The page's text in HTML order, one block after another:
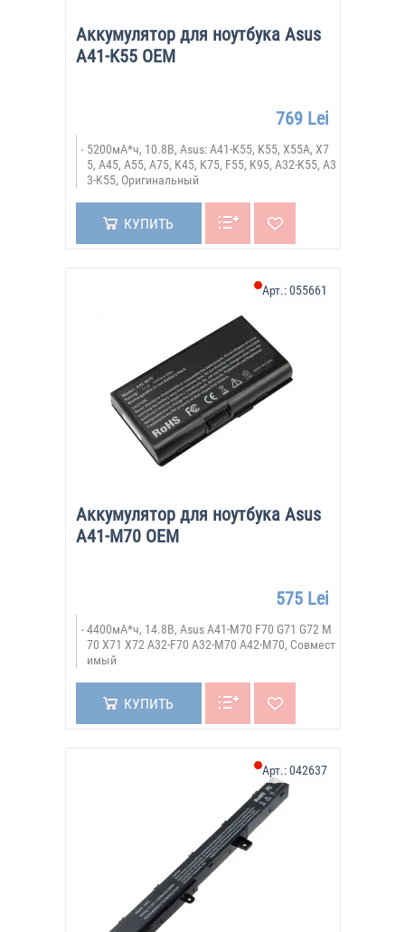
Аккумулятор для ноутбука Asus
A41-K55 OEM
769 Lei
5200мА*ч, 10.8В, Asus: A41-K55, K55, X55A, X7
5, A45, A55, A75, K45, K75, F55, K95, A32-K55, A3
3-K55, Оригинальный
КУПИТЬ
Аккумулятор для ноутбука Asus
A41-M70 OEM
Арт.:055661
575 Lei
4400мА*ч, 14.8В, Asus A41-M70 F70 G71 G72 M
70 X71 X72 A32-F70 A32-M70 A42-M70, Совмест
имый
КУПИТЬ
Арт.:042637